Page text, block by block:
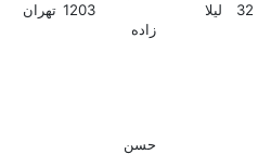
32 لیلا
زاده
1203 تهران
حسن